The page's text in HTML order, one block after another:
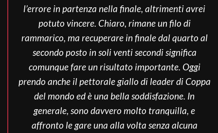
l’errore in partenza nella finale, altrimenti avrei
potuto vincere. Chiaro, rimane un filo di
rammarico, ma recuperare in finale dal quarto al
secondo posto in soli venti secondi significa
comunque fare un risultato importante. Oggi
prendo anche il pettorale giallo di leader di Coppa
del mondo ed è una bella soddisfazione. In
generale, sono davvero molto tranquilla, e
affronto le gare una alla volta senza alcuna